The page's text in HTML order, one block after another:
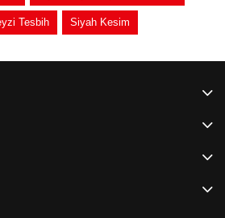
Tesbih Siyah Kesim